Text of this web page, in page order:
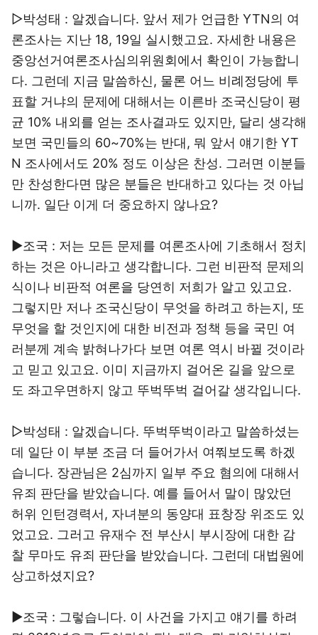
▷박성태 : 알겠습니다. 앞서 제가 언급한 YTN의 여
론조사는 지난 18, 19일 실시했고요. 자세한 내용은
중앙선거여론조사심의위원회에서 확인이 가능합니
다. 그런데 지금 말씀하신, 물론 어느 비례정당에 투
표할 거냐의 문제에 대해서는 이른바 조국신당이 평
균 10% 내외를 얻는 조사결과도 있지만, 달리 생각해
보면 국민들의 60~70%는 반대, 뭐 앞서 얘기한 YT
N 조사에서도 20% 정도 이상은 찬성. 그러면 이분들
만 찬성한다면 많은 분들은 반대하고 있다는 것 아닙
니까. 일단 이게 더 중요하지 않나요?
▶조국 : 저는 모든 문제를 여론조사에 기초해서 정치
하는 것은 아니라고 생각합니다. 그런 비판적 문제의
식이나 비판적 여론을 당연히 저희가 알고 있고요.
그렇지만 저나 조국신당이 무엇을 하려고 하는지, 또
무엇을 할 것인지에 대한 비전과 정책 등을 국민 여
러분께 계속 밝혀나가다 보면 여론 역시 바뀔 것이라
고 믿고 있고요. 이미 지금까지 걸어온 길을 앞으로
도 좌고우면하지 않고 뚜벅뚜벅 걸어갈 생각입니다.
▷박성태 : 알겠습니다. 뚜벅뚜벅이라고 말씀하셨는
데 일단 이 부분 조금 더 들어가서 여쭤보도록 하겠
습니다. 장관님은 2심까지 일부 주요 혐의에 대해서
유죄 판단을 받았습니다. 예를 들어서 말이 많았던
허위 인턴경력서, 자녀분의 동양대 표창장 위조도 있
었고요. 그러고 유재수 전 부산시 부시장에 대한 감
찰 무마도 유죄 판단을 받았습니다. 그런데 대법원에
상고하셨지요?
▶조국 : 그렇습니다. 이 사건을 가지고 얘기를 하려